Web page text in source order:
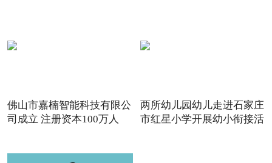
佛山市嘉楠智能科技有限公
司成立 注册资本100万人
两所幼儿园幼儿走进石家庄
市红星小学开展幼小衔接活